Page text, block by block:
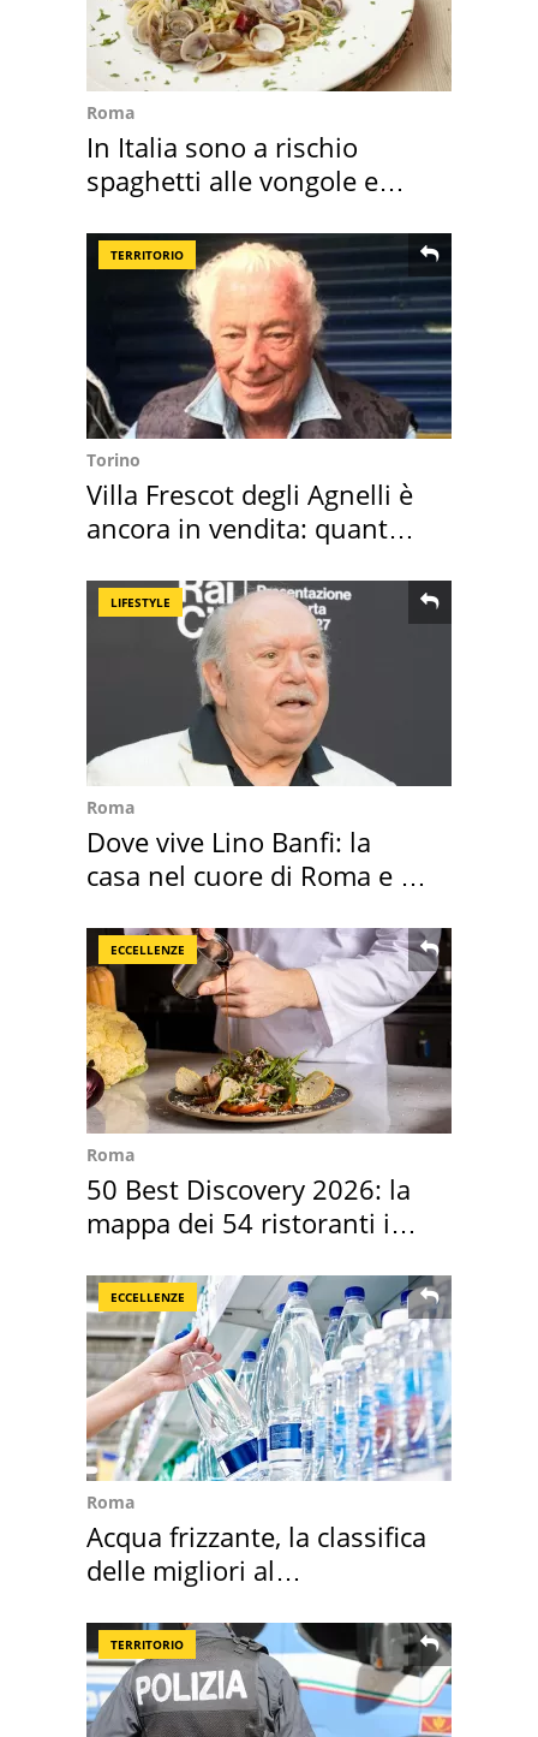
Roma
In Italia sono a rischio
spaghetti alle vongole e
TERRITORIO
Torino
Villa Frescot degli Agnelli è
ancora in vendita: quanto
LIFESTYLE
Roma
Dove vive Lino Banfi: la
casa nel cuore di Roma e i
ECCELLENZE
Roma
50 Best Discovery 2026: la
mappa dei 54 ristoranti in
ECCELLENZE
Roma
Acqua frizzante, la classifica
delle migliori al
TERRITORIO